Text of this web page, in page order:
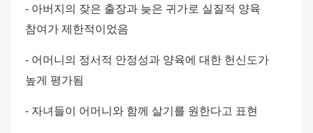
- 아버지의 잦은 출장과 늦은 귀가로 실질적 양육
참여가 제한적이었음
- 어머니의 정서적 안정성과 양육에 대한 헌신도가
높게 평가됨
- 자녀들이 어머니와 함께 살기를 원한다고 표현